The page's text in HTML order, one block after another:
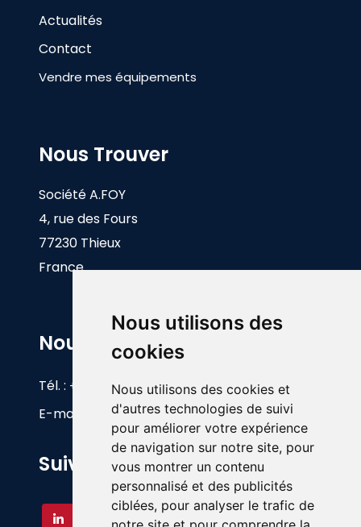
Nous utilisons des
cookies
Nous utilisons des cookies et
d'autres technologies de suivi
pour améliorer votre expérience
de navigation sur notre site, pour
vous montrer un contenu
personnalisé et des publicités
ciblées, pour analyser le trafic de
Actualités
Contact
Vendre mes équipements
Nous Trouver
Société A.FOY
4, rue des Fours
77230 Thieux
France
Nous Contacter
Tél. : +33(0)1 60 26 83 17
E-mail : info@foy.fr
Suivez-nous